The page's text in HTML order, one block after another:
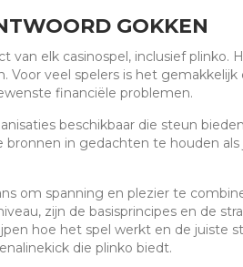
GOKKEN
van elk casinospel, inclusief plinko.
Voor veel spelers is het
financiële problemen.
beschikbaar die steun
in gedachten te houden
om spanning en plezier te
zijn de basisprincipes en de
hoe het spel werkt en de juiste
die plinko biedt.